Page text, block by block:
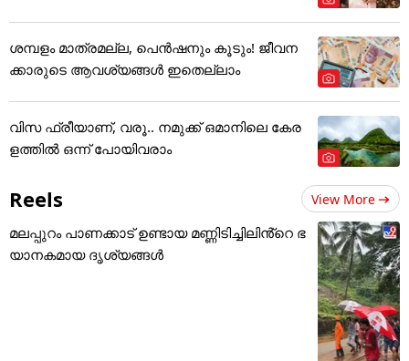
ശമ്പളം മാത്രമല്ല, പെൻഷനും കൂടും! ജീവന
ക്കാരുടെ ആവശ്യങ്ങൾ ഇതെല്ലാം
വിസ ഫ്രീയാണ്, വരൂ.. നമുക്ക് ഒമാനിലെ കേര
ളത്തിൽ ഒന്ന് പോയിവരാം
Reels View More
മലപ്പുറം പാണക്കാട് ഉണ്ടായ മണ്ണിടിച്ചിലിൻ്റെ ഭ
യാനകമായ ദൃശ്യങ്ങൾ